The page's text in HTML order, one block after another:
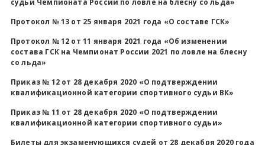
Протокол № 13 от 25 января 2021 года «О составе ГСК»
Протокол № 12 от 11 января 2021 года «Об изменении
состава ГСК на Чемпионат России 2021 по ловле на блесну
со льда»
Приказ № 12 от 28 декабря 2020 «О подтверждении
квалификационной категории спортивного судьи ВК»
Приказ № 11 от 28 декабря 2020 «О подтверждении
квалификационной категории спортивного судьи»
Билеты для экзаменующихся судей от 28 декабря 2020 года